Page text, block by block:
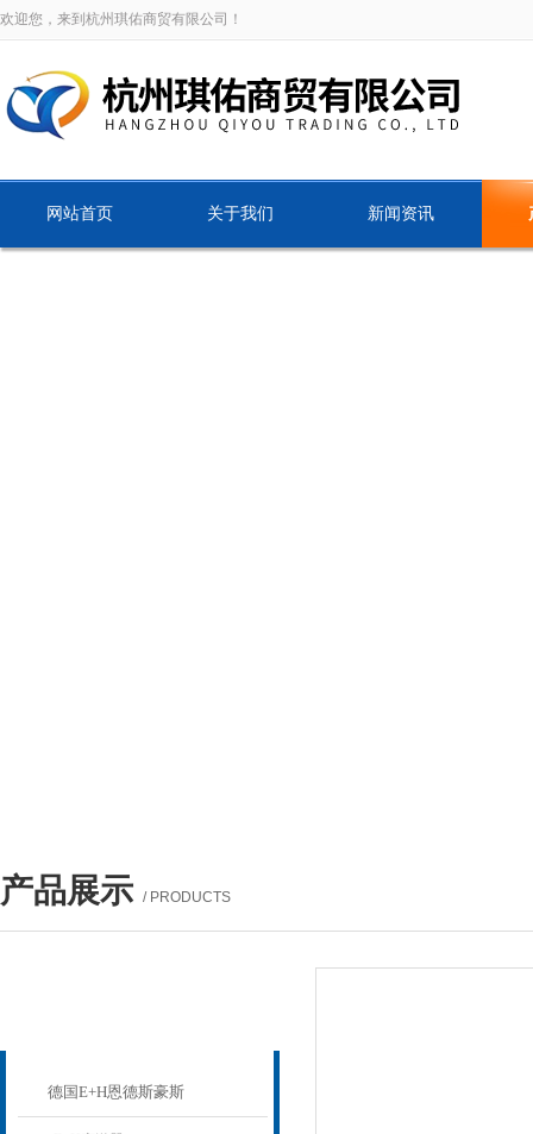
欢迎您，来到杭州琪佑商贸有限公司！
网站首页 关于我们 新闻资讯
产品展示 / PRODUCTS
德国E+H恩德斯豪斯